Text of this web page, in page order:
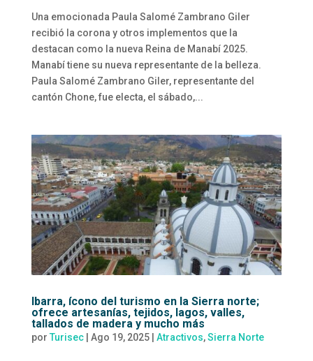
Una emocionada Paula Salomé Zambrano Giler
recibió la corona y otros implementos que la
destacan como la nueva Reina de Manabí 2025.
Manabí tiene su nueva representante de la belleza.
Paula Salomé Zambrano Giler, representante del
cantón Chone, fue electa, el sábado,...
Ibarra, ícono del turismo en la Sierra norte;
ofrece artesanías, tejidos, lagos, valles,
tallados de madera y mucho más
por Turisec| Ago 19, 2025| Atractivos,Sierra Norte